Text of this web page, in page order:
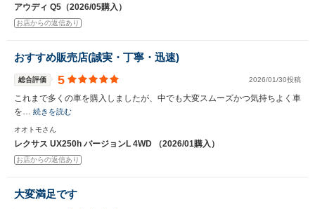
アウディ Q5（2026/05購入）
お店からの返信あり
おすすめ販売店(誠実・丁寧・迅速)
総合評価 5 2026/01/30投稿
これまで多くの車を購入しましたが、中でも大変スムーズかつ気持ちよく車
を… 続きを読む
オオトモさん
レクサス UX250h バージョンL 4WD （2026/01購入）
お店からの返信あり
大変満足です